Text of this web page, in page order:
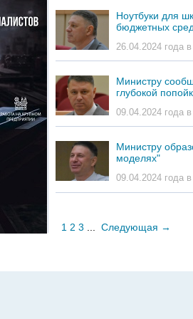
Ноутбуки для
бюджетных
26.04.2024 года
Министру
глубокой
09.04.2024 года
Министру
моделях"
09.04.2024 года
1 2 3 Следующая →